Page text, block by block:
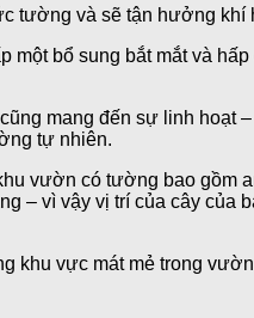
tường và sẽ tận hưởng
một bổ sung bắt mắt và
mang đến sự linh hoạt
tự nhiên.
vườn có tường bao
– vì vậy vị trí của cây
khu vực mát mẻ trong